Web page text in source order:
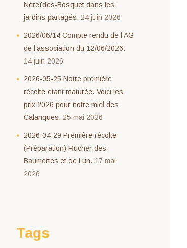
Néreïdes-Bosquet dans les
jardins partagés. 24 juin 2026
2026/06/14 Compte rendu de l’AG
de l’association du 12/06/2026.
14 juin 2026
2026-05-25 Notre première
récolte étant maturée. Voici les
prix 2026 pour notre miel des
Calanques. 25 mai 2026
2026-04-29 Première récolte
(Préparation) Rucher des
Baumettes et de Lun. 17 mai
2026
Tags